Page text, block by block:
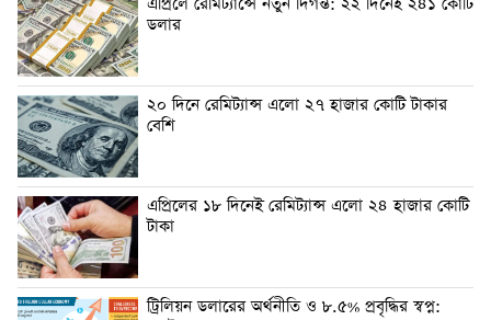
ডলার
২০ দিনে রেমিট্যান্স এলো ২৭ হাজার কোটি টাকার
বেশি
এপ্রিলের ১৮ দিনেই রেমিট্যান্স এলো ২৪ হাজার কোটি
টাকা
ট্রিলিয়ন ডলারের অর্থনীতি ও ৮.৫% প্রবৃদ্ধির স্বপ্ন: